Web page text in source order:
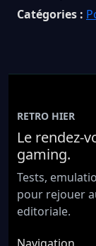
Catégories :
RETRO HIER
Le rendez-
gaming.
Tests,
pour rejouer
editoriale.